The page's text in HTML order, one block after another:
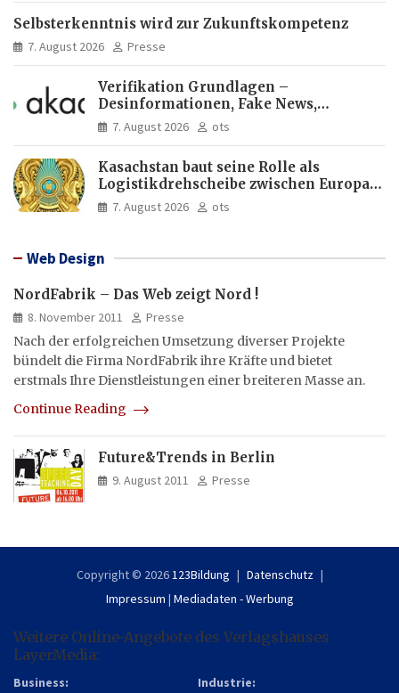
Selbsterkenntnis wird zur Zukunftskompetenz
7. August 2026 Presse
Verifikation Grundlagen –
Desinformationen, Fake News,
manipulierte Inhalte | dpa-Akademie
7. August 2026 ots
Kasachstan baut seine Rolle als
Logistikdrehscheibe zwischen Europa
und Asien aus
7. August 2026 ots
Web Design
NordFabrik – Das Web zeigt Nord !
8. November 2011
Presse
Nach der erfolgreichen Umsetzung diverser Projekte
bündelt die Firma NordFabrik ihre Kräfte und bietet
erstmals Ihre Dienstleistungen einer breiteren Masse an.
Continue Reading
Future&Trends in Berlin
9. August 2011 Presse
Copyright © 2026123Bildung
Datenschutz
Impressum | Mediadaten - Werbung
Weitere Online-Angebote des Verlagshauses
LayerMedia:
Business:
Industrie: